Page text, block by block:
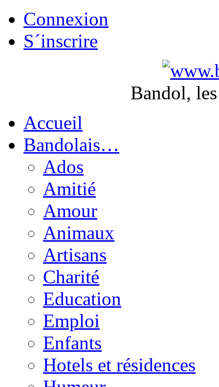
Connexion
S´inscrire
Bandol,
Accueil
Bandolais…
Ados
Amitié
Amour
Animaux
Artisans
Charité
Education
Emploi
Enfants
Hotels et résidences